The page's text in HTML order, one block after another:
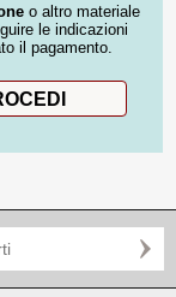
o altro materiale
le indicazioni
il pagamento.